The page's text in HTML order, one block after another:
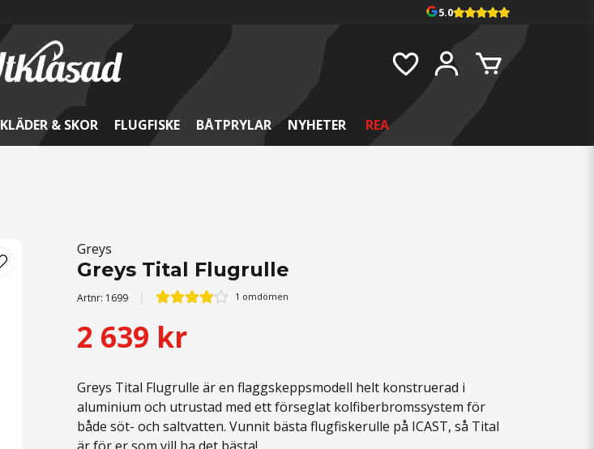
5.0
KLÄDER & SKOR FLUGFISKE BÅTPRYLAR NYHETER REA
Greys
Greys Tital Flugrulle
Artnr: 1699 1 omdömen
2 639 kr
Greys Tital Flugrulle är en flaggskeppsmodell helt konstruerad i
aluminium och utrustad med ett förseglat kolfiberbromssystem för
både söt- och saltvatten. Vunnit bästa flugfiskerulle på ICAST, så Tital